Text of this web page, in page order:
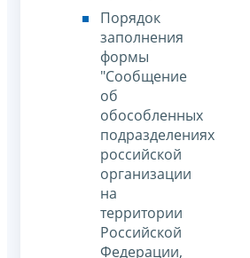
Порядок
заполнения
формы
"Сообщение
об
обособленных
подразделениях
российской
организации
на
территории
Российской
Федерации,